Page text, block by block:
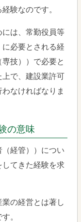
験なのです。
は、常勤役員等
に必要とされる経
技））で必要と
上で、建設業許可
なければなりま
の意味
経管））につい
てきた経験を求
の経営とは著し
。